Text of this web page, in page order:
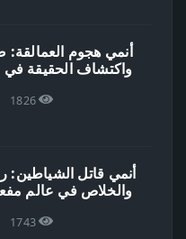
أنمي هجوم العمالقة:
واكتشاف الحقيقة في
1826
أنمي قاتل الشياطين:
والخلاص في عالم
1743